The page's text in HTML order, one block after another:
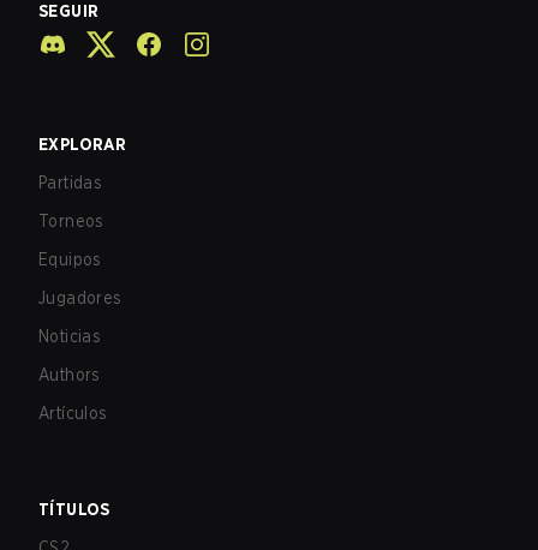
SEGUIR
EXPLORAR
Partidas
Torneos
Equipos
Jugadores
Noticias
Authors
Artículos
TÍTULOS